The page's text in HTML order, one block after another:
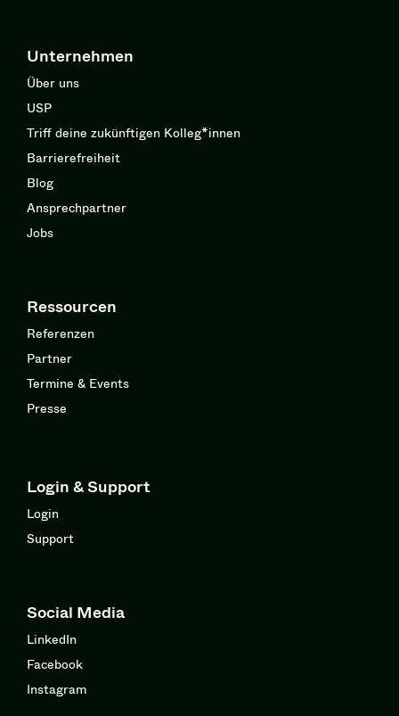
Unternehmen
Über uns
USP
Triff deine zukünftigen Kolleg*innen
Barrierefreiheit
Blog
Ansprechpartner
Jobs
Ressourcen
Referenzen
Partner
Termine & Events
Presse
Login & Support
Login
Support
Social Media
LinkedIn
Facebook
Instagram